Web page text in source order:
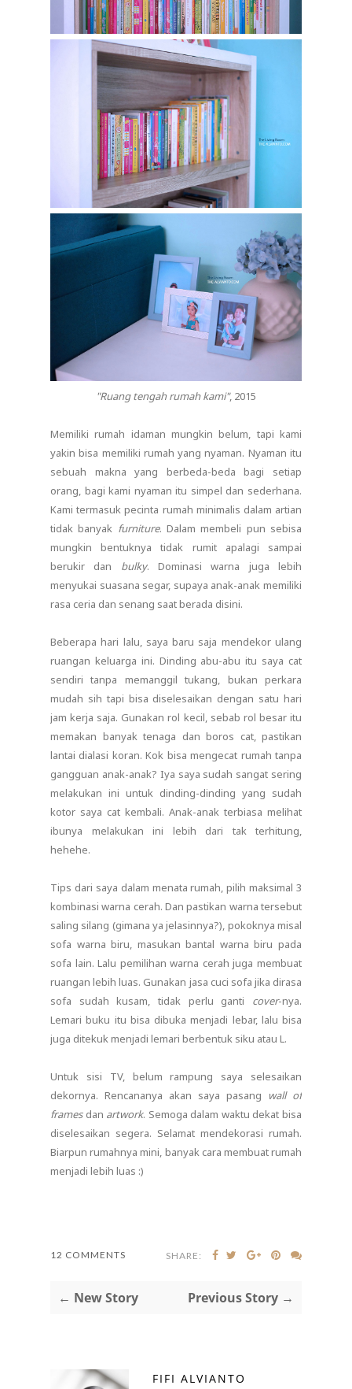
"Ruang tengah rumah kami", 2015
Memiliki rumah idaman mungkin belum, tapi kami
yakin bisa memiliki rumah yang nyaman. Nyaman itu
sebuah makna yang berbeda-beda bagi setiap
orang, bagi kami nyaman itu simpel dan sederhana.
Kami termasuk pecinta rumah minimalis dalam artian
tidak banyak furniture. Dalam membeli pun sebisa
mungkin bentuknya tidak rumit apalagi sampai
berukir dan bulky. Dominasi warna juga lebih
menyukai suasana segar, supaya anak-anak memiliki
rasa ceria dan senang saat berada disini.
Beberapa hari lalu, saya baru saja mendekor ulang
ruangan keluarga ini. Dinding abu-abu itu saya cat
sendiri tanpa memanggil tukang, bukan perkara
mudah sih tapi bisa diselesaikan dengan satu hari
jam kerja saja. Gunakan rol kecil, sebab rol besar itu
memakan banyak tenaga dan boros cat, pastikan
lantai dialasi koran. Kok bisa mengecat rumah tanpa
gangguan anak-anak? Iya saya sudah sangat sering
melakukan ini untuk dinding-dinding yang sudah
kotor saya cat kembali. Anak-anak terbiasa melihat
ibunya melakukan ini lebih dari tak terhitung,
hehehe.
Tips dari saya dalam menata rumah, pilih maksimal 3
kombinasi warna cerah. Dan pastikan warna tersebut
saling silang (gimana ya jelasinnya?), pokoknya misal
sofa warna biru, masukan bantal warna biru pada
sofa lain. Lalu pemilihan warna cerah juga membuat
ruangan lebih luas. Gunakan jasa cuci sofa jika dirasa
sofa sudah kusam, tidak perlu ganti cover-nya.
Lemari buku itu bisa dibuka menjadi lebar, lalu bisa
juga ditekuk menjadi lemari berbentuk siku atau L.
Untuk sisi TV, belum rampung saya selesaikan
dekornya. Rencananya akan saya pasang
wall of
framesdan artwork. Semoga dalam waktu dekat bisa
diselesaikan segera. Selamat mendekorasi rumah.
Biarpun rumahnya mini, banyak cara membuat rumah
menjadi lebih luas :)
12 COMMENTS SHARE:
← New Story Previous Story →
FIFI ALVIANTO